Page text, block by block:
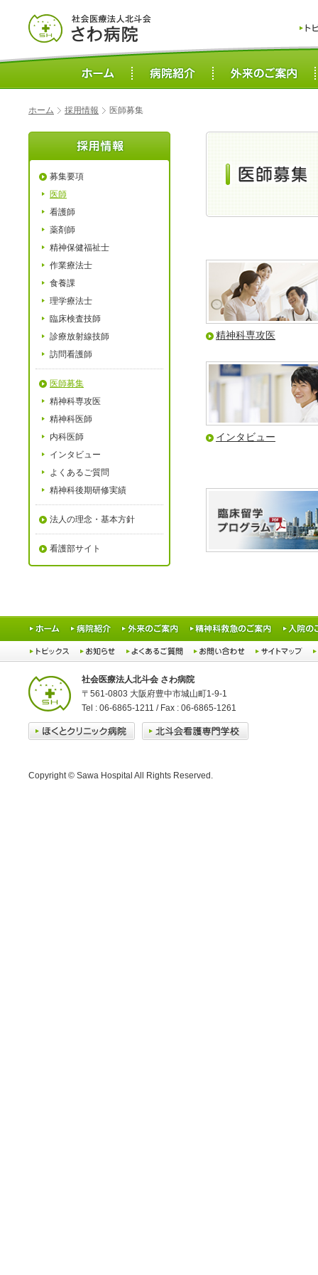
ホーム 採用情報 医師募集
精神科専攻医
インタビュー
募集要項
医師
看護師
薬剤師
精神保健福祉士
作業療法士
食養課
理学療法士
臨床検査技師
診療放射線技師
訪問看護師
医師募集
精神科専攻医
精神科医師
内科医師
インタビュー
よくあるご質問
精神科後期研修実績
法人の理念・基本方針
看護部サイト
社会医療法人北斗会 さわ病院
〒561-0803 大阪府豊中市城山町1-9-1
Tel : 06-6865-1211 / Fax : 06-6865-1261
Copyright © Sawa Hospital All Rights Reserved.